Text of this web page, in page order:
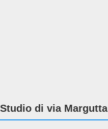
Studio di via Margutta